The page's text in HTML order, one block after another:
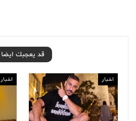
قد يعجبك ايضا
اخبار اخبار